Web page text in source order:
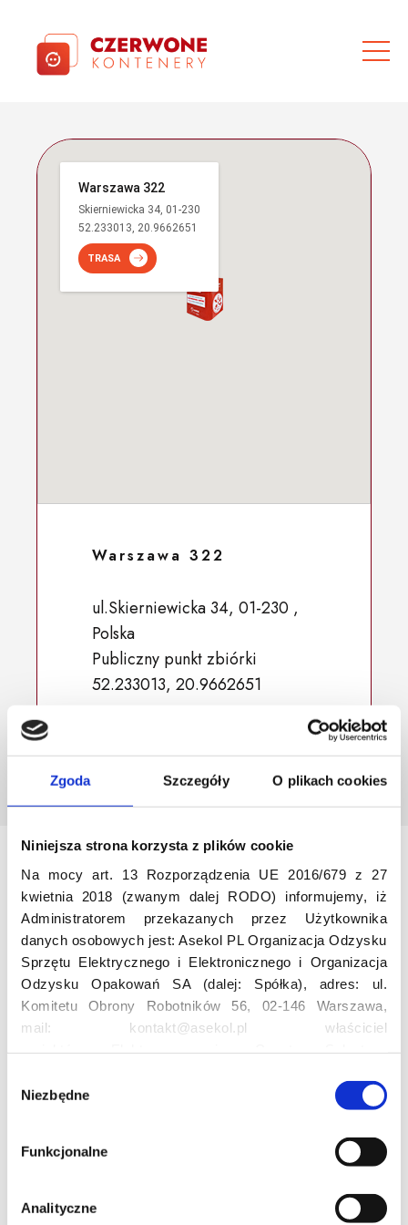
Zgoda Szczegóły O plikach cookies
Niniejsza strona korzysta z plików cookie
Na mocy art. 13 Rozporządzenia UE 2016/679 z 27
kwietnia 2018 (zwanym dalej RODO) informujemy, iż
Administratorem przekazanych przez Użytkownika
danych osobowych jest: Asekol PL Organizacja Odzysku
Sprzętu Elektrycznego i Elektronicznego i Organizacja
Odzysku Opakowań SA (dalej: Spółka), adres: ul.
Komitetu Obrony Robotników 56, 02-146 Warszawa,
mail: kontakt@asekol.pl właściciel
Asekolove. Administrator przetwarza następujące dane
osobowe Użytkowników: imię, nazwisko, adres e-mail,
numer telefonu, miasto, preferencje Użytkownika,
lokalizacja, obszar zainteresowania, dane przetwarzane
reklamowy Użytkownika, lokalizacja, identyfikator
Niezbędne
Funkcjonalne
Analityczne
Warszawa 322
Skierniewicka 34, 01-230
52.233013, 20.9662651
TRASA
Warszawa 322
ul.Skierniewicka 34, 01-230 ,
Polska
Publiczny punkt zbiórki
52.233013, 20.9662651
Odwiedź nas
Edukacja
Projekt edukacyjny F(RE)Ecykling – FREEducation
Profesjonalna i Bezpieczna Utylizacja Elektroodpadów
Konkurs